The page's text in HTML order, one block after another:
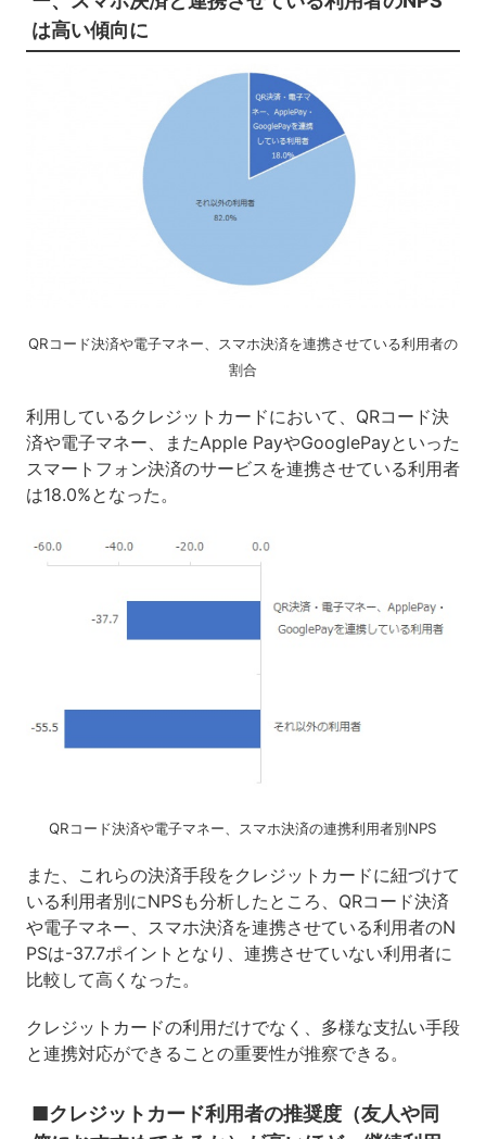
は高い傾向に
QRコード決済や電子マネー、スマホ決済を連携させている利用者の
割合
利用しているクレジットカードにおいて、QRコード決
済や電子マネー、またApple PayやGooglePayといった
スマートフォン決済のサービスを連携させている利用者
は18.0%となった。
QRコード決済や電子マネー、スマホ決済の連携利用者別NPS
また、これらの決済手段をクレジットカードに紐づけて
いる利用者別にNPSも分析したところ、QRコード決済
や電子マネー、スマホ決済を連携させている利用者のN
PSは-37.7ポイントとなり、連携させていない利用者に
比較して高くなった。
クレジットカードの利用だけでなく、多様な支払い手段
と連携対応ができることの重要性が推察できる。
■クレジットカード利用者の推奨度（友人や同